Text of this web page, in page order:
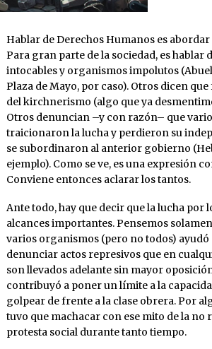
Hablar de Derechos Humanos es
Para gran parte de la sociedad, es hablar
intocables y organismos impolutos
Plaza de Mayo, por caso). Otros dicen
del kirchnerismo (algo que ya
Otros denuncian –y con razón– que
traicionaron la lucha y perdieron su
se subordinaron al anterior gobierno
ejemplo). Como se ve, es una expresión
Conviene entonces aclarar los tantos.
Ante todo, hay que decir que la lucha por
alcances importantes. Pensemos
varios organismos (pero no todos) ayudó
denunciar actos represivos que en
son llevados adelante sin mayor
contribuyó a poner un límite a la
golpear de frente a la clase obrera. Por
tuvo que machacar con ese mito de la no
protesta social durante tanto tiempo.